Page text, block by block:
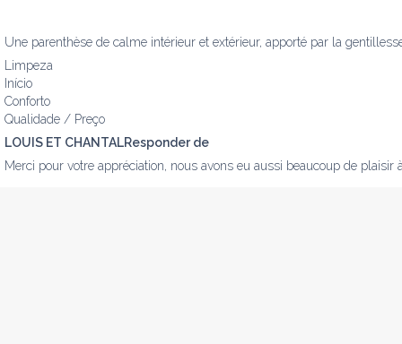
Une parenthèse de calme intérieur et extérieur, apporté par la
Limpeza
Início
Conforto
Qualidade / Preço
LOUIS ET CHANTALResponder de
Merci pour votre appréciation, nous avons eu aussi beaucoup de plaisir